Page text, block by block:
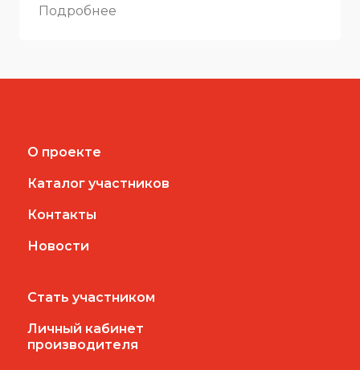
Подробнее
О проекте
Каталог участников
Контакты
Новости
Стать участником
Личный кабинет
производителя